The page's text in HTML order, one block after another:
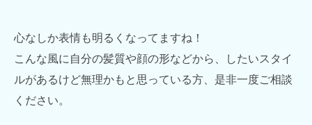
心なしか表情も明るくなってますね！
こんな風に自分の髪質や顔の形などから、したいスタイ
ルがあるけど無理かもと思っている方、是非一度ご相談
ください。